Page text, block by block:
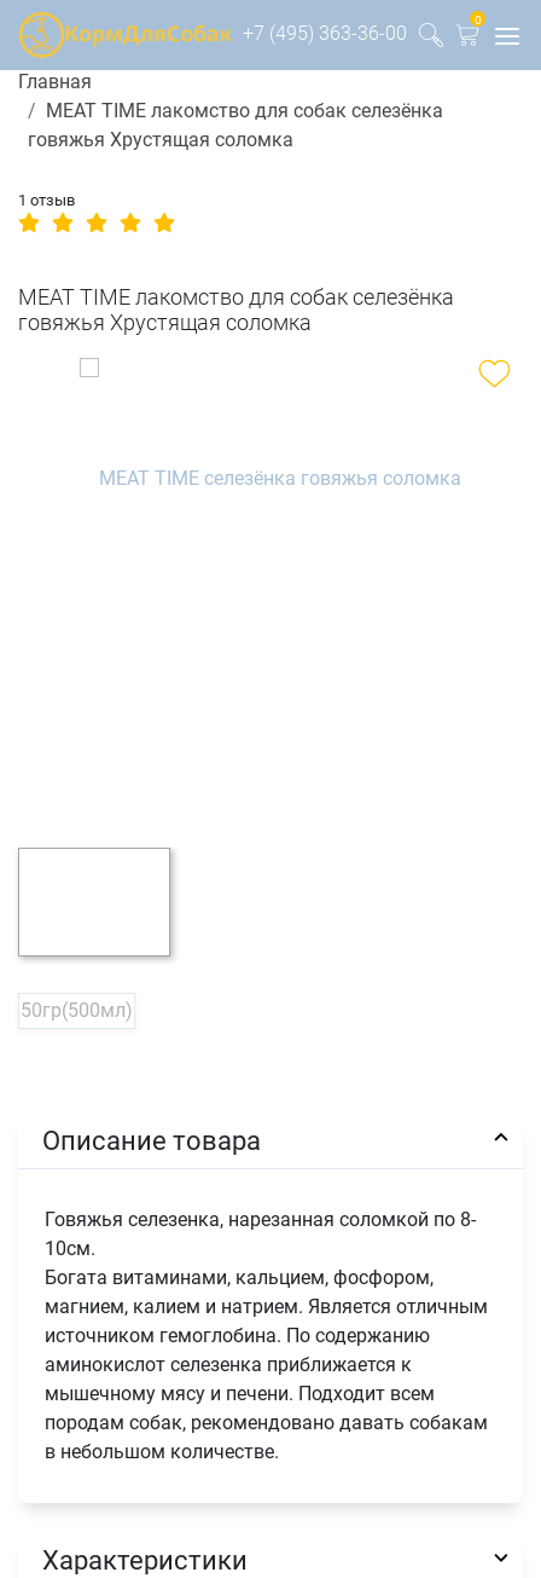
+7 (495) 363-36-00
0
Главная
MEAT TIME лакомство для собак селезёнка
говяжья Хрустящая соломка
1 отзыв
MEAT TIME лакомство для собак селезёнка
говяжья Хрустящая соломка
50гр(500мл)
Описание товара
Говяжья селезенка, нарезанная соломкой по 8-
10см.
Богата витаминами, кальцием, фосфором,
магнием, калием и натрием. Является отличным
источником гемоглобина. По содержанию
аминокислот селезенка приближается к
мышечному мясу и печени. Подходит всем
породам собак, рекомендовано давать собакам
в небольшом количестве.
Характеристики